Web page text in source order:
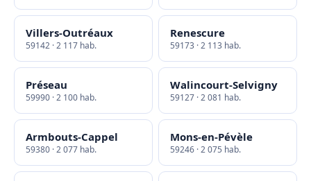
Villers-Outréaux
59142 · 2 117 hab.
Renescure
59173 · 2 113 hab.
Préseau
59990 · 2 100 hab.
Walincourt-Selvigny
59127 · 2 081 hab.
Armbouts-Cappel
59380 · 2 077 hab.
Mons-en-Pévèle
59246 · 2 075 hab.